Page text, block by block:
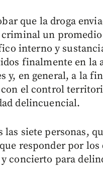
que la droga
un
interno y
finalmente en la
y, en general, a la
el control
delincuencial.
siete personas,
responder por
concierto para